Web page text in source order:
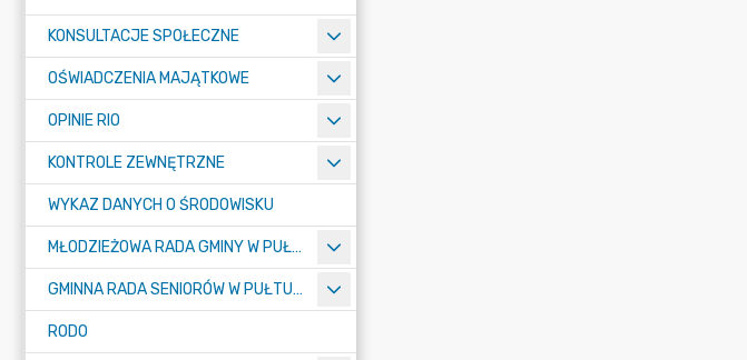
KONSULTACJE SPOŁECZNE
OŚWIADCZENIA MAJĄTKOWE
OPINIE RIO
KONTROLE ZEWNĘTRZNE
WYKAZ DANYCH O ŚRODOWISKU
MŁODZIEŻOWA RADA GMINY W PUŁTUSKU
GMINNA RADA SENIORÓW W PUŁTUSKU
RODO